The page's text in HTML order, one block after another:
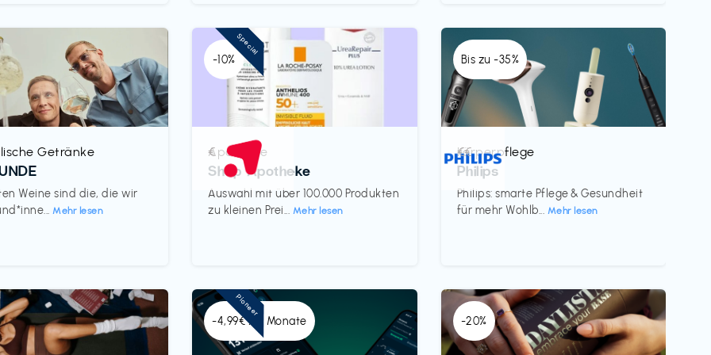
Getränke
Weine sind die, die wir
Mehr lesen
-10%
Apotheke
Shop Apotheke
Auswahl mit über 100.000 Produkten
zu kleinen Prei... Mehr lesen
€‎
Special
Bis zu -35%
Körperpflege
Philips
Philips: smarte Pflege & Gesundheit
für mehr Wohlb... Mehr lesen
€€‎
-4,99€ x 6 Monate
Pioneer
-20%